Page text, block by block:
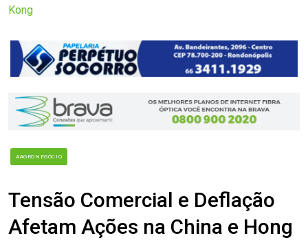
Kong
#AGRONEGÓCIO
Tensão Comercial e Deflação
Afetam Ações na China e Hong